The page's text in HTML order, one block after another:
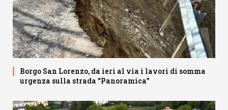
Borgo San Lorenzo, da ieri al via i lavori di somma
urgenza sulla strada “Panoramica”